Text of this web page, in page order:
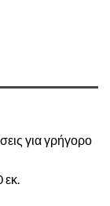
για γρήγορο